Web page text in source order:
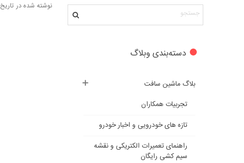
دسته‌بندی وبلاگ
بلاگ ماشین سافت
تجربیات همکاران
تازه های خودرویی و اخبار خودرو
راهنمای تعمیرات الکتریکی و نقشه
سیم کشی رایگان
نوشته شده در تاریخ